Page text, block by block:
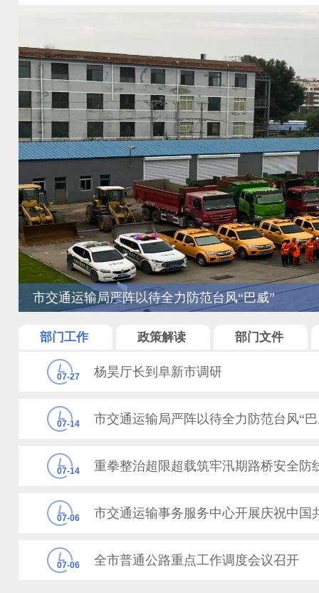
重拳整治超限超载筑牢汛期路
部门工作 政策解读 部门文件
07-27 杨昊厅长到阜新市调研
07-14 市交通运输局严阵以待全力防范台风“
07-14 重拳整治超限超载筑牢汛期路桥安全防
07-06
07-06 全市普通公路重点工作调度会议召开